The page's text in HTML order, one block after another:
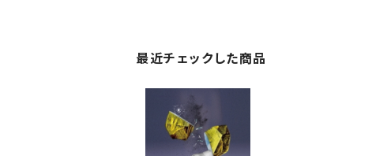
最近チェックした商品